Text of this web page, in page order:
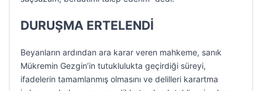
DURUŞMA ERTELENDİ
Beyanların ardından ara karar veren mahkeme, sanık
Mükremin Gezgin’in tutuklulukta geçirdiği süreyi,
ifadelerin tamamlanmış olmasını ve delilleri karartma